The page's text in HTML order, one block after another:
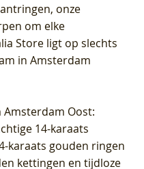
onze
om elke
Store ligt op slechts
in Amsterdam
Amsterdam Oost:
14-karaats
karaats gouden ringen
kettingen en tijdloze